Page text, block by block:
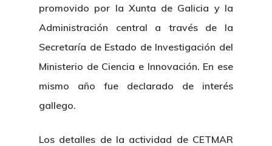
promovido por la Xunta de Galicia y la
Administración central a través de la
Secretaría de Estado de Investigación del
Ministerio de Ciencia e Innovación. En ese
mismo año fue declarado de interés
gallego.
Los detalles de la actividad de CETMAR